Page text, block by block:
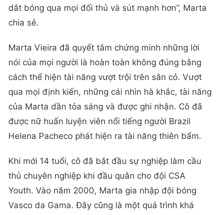
dắt bóng qua mọi đối thủ và sút mạnh hơn”, Marta
chia sẻ.
Marta Vieira đã quyết tâm chứng minh những lời
nói của mọi người là hoàn toàn không đúng bằng
cách thể hiện tài năng vượt trội trên sân cỏ. Vượt
qua mọi định kiến, những cái nhìn hà khắc, tài năng
của Marta dần tỏa sáng và được ghi nhận. Cô đã
được nữ huấn luyện viên nổi tiếng người Brazil
Helena Pacheco phát hiện ra tài năng thiên bẩm.
Khi mới 14 tuổi, cô đã bắt đầu sự nghiệp làm cầu
thủ chuyên nghiệp khi đầu quân cho đội CSA
Youth. Vào năm 2000, Marta gia nhập đội bóng
Vasco da Gama. Đây cũng là một quá trình khá